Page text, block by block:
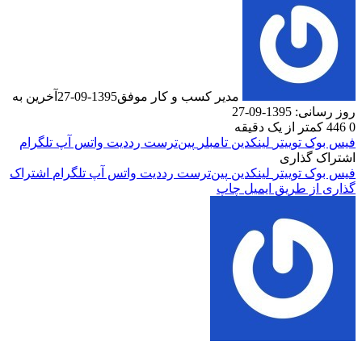
مدیر کسب و کار موفق1395-09-27
آخرین به
روز رسانی: 1395-09-27
0
کمتر از یک دقیقه
فیس بوک توییتر لینکدین ‫تامبلر ‫پین‌ترست ‫رددیت واتس آپ تلگرام
اشتراک گذاری
فیس بوک توییتر لینکدین ‫پین‌ترست ‫رددیت واتس آپ تلگرام اشتراک
گذاری از طریق ایمیل چاپ